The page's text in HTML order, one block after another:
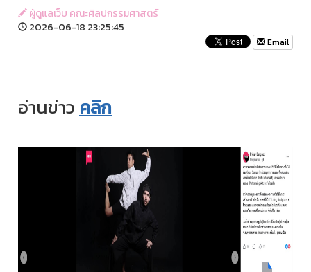
ผู้ดูแลเว็บ คณะศิลปกรรมศาสตร์
2026-06-18 23:25:45
Email
อ่านข่าว คลิก